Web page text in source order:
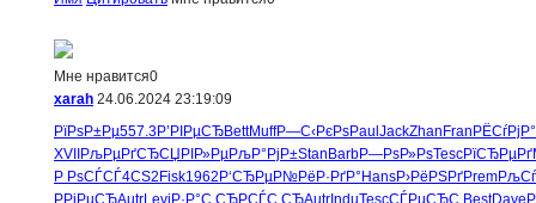
Мне нравится0
xarah 24.06.2024 23:19:09
РїРѕР±Рµ557.3Р’РІРµСЂBettMuffР—С‹РєРѕPaul JackZhan Fran РЁСѓРјР°
XVII РљРµРґСЂСЏРІР»РµРљР°РјР±Stan BarbР—РѕР»РѕTescРїСЂРµРґ
Р РѕСЃСЃ4CS2 Fisk1962 Р‘СЂРµР№РёР·РґР° HansР›РёРЅРґPrem